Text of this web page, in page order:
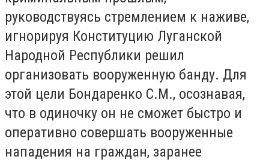
руководствуясь стремлением к наживе,
игнорируя Конституцию Луганской
Народной Республики решил
организовать вооруженную банду. Для
этой цели Бондаренко С.М., осознавая,
что в одиночку он не сможет быстро и
оперативно совершать вооруженные
нападения на граждан, заранее